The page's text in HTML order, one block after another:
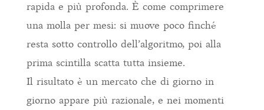
rapida e più profonda. È come comprimere
una molla per mesi: si muove poco finché
resta sotto controllo dell’algoritmo, poi alla
prima scintilla scatta tutta insieme.
Il risultato è un mercato che di giorno in
giorno appare più razionale, e nei momenti